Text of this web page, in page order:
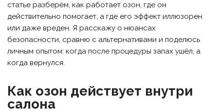
статье разберём, как работает озон, где он
действительно помогает, а где его эффект иллюзорен
или даже вреден. Я расскажу о нюансах
безопасности, сравню с альтернативами и поделюсь
личным опытом: когда после процедуры запах ушёл, а
когда вернулся.
Как озон действует внутри
салона